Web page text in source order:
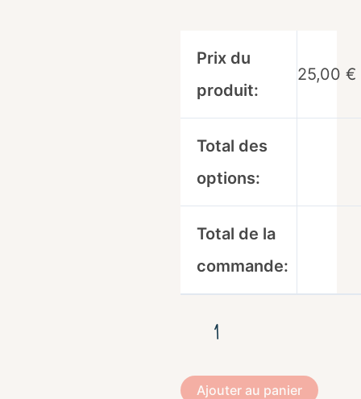
Prix du
produit:
25,00 €
Total des
options:
Total de la
commande:
Ajouter au panier